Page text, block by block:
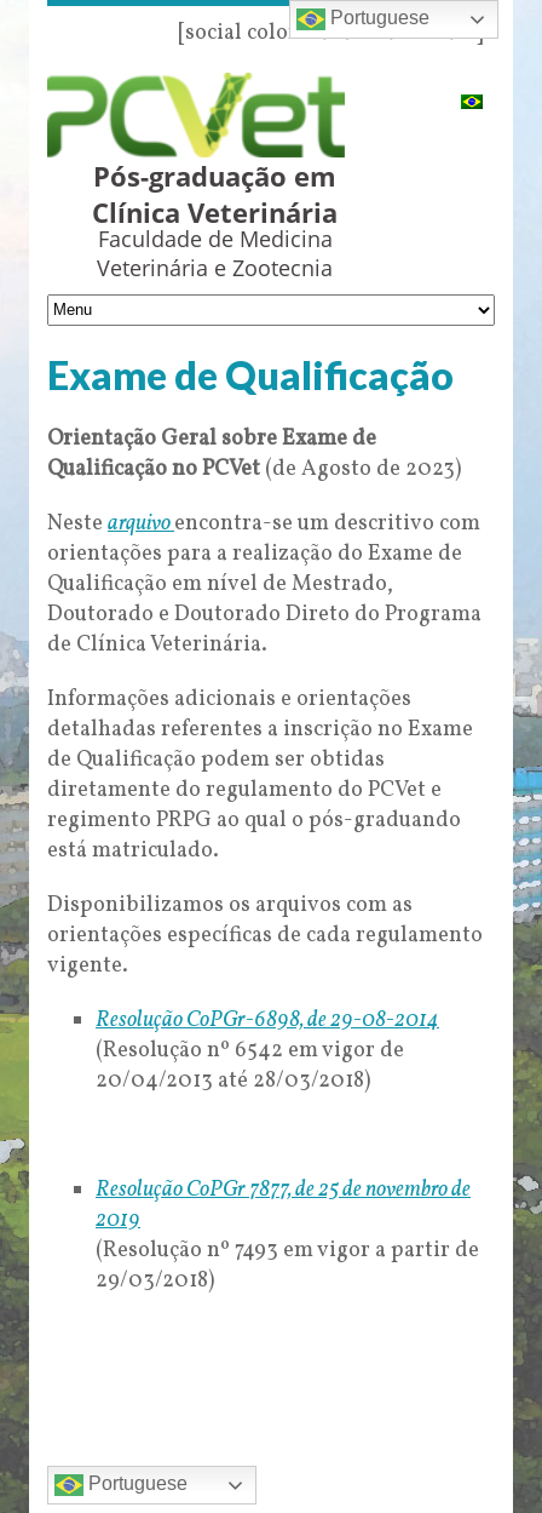
[social color="azul" name="all"]
Pós-graduação em
Clínica Veterinária
Faculdade de Medicina
Veterinária e Zootecnia
Exame de Qualificação
Orientação Geral sobre Exame de
Qualificação no PCVet (de Agosto de 2023)
Neste arquivoencontra-se um descritivo com
orientações para a realização do Exame de
Qualificação em nível de Mestrado,
Doutorado e Doutorado Direto do Programa
de Clínica Veterinária.
Informações adicionais e orientações
detalhadas referentes a inscrição no Exame
de Qualificação podem ser obtidas
diretamente do regulamento do PCVet e
regimento PRPG ao qual o pós-graduando
está matriculado.
Disponibilizamos os arquivos com as
orientações específicas de cada regulamento
vigente.
Resolução CoPGr-6898, de 29-08-2014
(Resolução nº 6542 em vigor de
20/04/2013 até 28/03/2018)
Resolução CoPGr 7877, de 25 de novembro de
2019
(Resolução nº 7493 em vigor a partir de
29/03/2018)
Portuguese
Portuguese